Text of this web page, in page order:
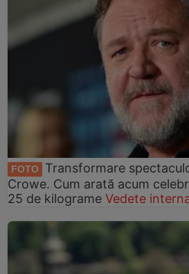
FOTO
Transformare
Crowe. Cum arată acum
25 de kilograme Vedete